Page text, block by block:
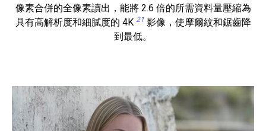
像素合併的全像素讀出，能將 2.6 倍的所需資料量壓縮為
具有高解析度和細膩度的 4K 21 影像，使摩爾紋和鋸齒降
到最低。